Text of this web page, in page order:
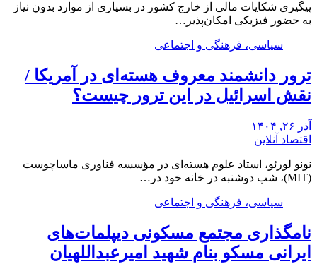
پیگیری شکایات مالی از خارج کشور در بسیاری از موارد بدون نیاز
به حضور فیزیکی امکان‌پذیر…
سیاسی، فرهنگی و اجتماعی
ترور دانشمند معروف هسته‌ای در آمریکا /
نقش اسرائیل در این ترور چیست؟
آذر ۲۶, ۱۴۰۴
اقتصاد آنلاین
نونو لورئو، استاد علوم هسته‌ای در مؤسسه فناوری ماساچوست
(MIT)، شب دوشنبه در خانه خود در…
سیاسی، فرهنگی و اجتماعی
نامگذاری مجتمع مسکونی دیپلمات‌های
ایرانی مسکو بنام شهید امیرعبداللهیان